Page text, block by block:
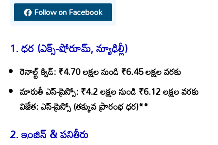
Follow on Facebook
1. ధర (ఎక్స్-షోరూమ్, న్యూఢిల్లీ)
రెనాల్ట్ క్విడ్: ₹4.70 లక్షల నుండి ₹6.45 లక్షల వరకు
మారుతీ ఎస్-ప్రెస్సో: ₹4.2 లక్షల నుండి ₹6.12 లక్షల వరకు
విజేత: ఎస్-ప్రెస్సో (తక్కువ ప్రారంభ ధర)**
2. ఇంజిన్ & పనితీరు